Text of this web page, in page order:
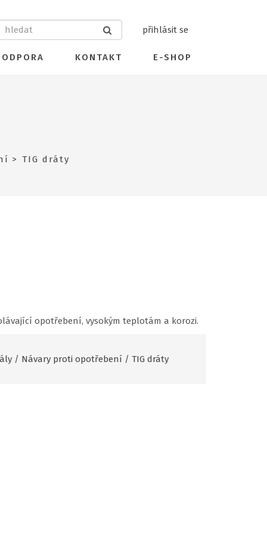
přihlásit se
KONTAKT E-SHOP
TIG dráty
opotřebení, vysokým teplotám a korozi.
/ Návary proti opotřebení / TIG dráty